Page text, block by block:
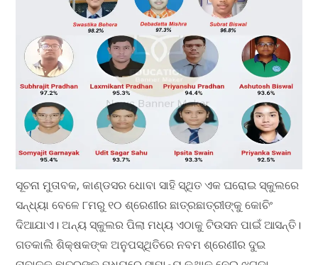
ସୂଚନା ମୁତାବକ, କାଣ୍ଡସର ଧୋବା ସାହି ସ୍ଥିତ ଏକ ଘରୋଇ ସ୍କୁଲରେ
ସନ୍ଧ୍ୟା ବେଳେ ୮ମରୁ ୧୦ ଶ୍ରେଣୀର ଛାତ୍ରଛାତ୍ରୀଙ୍କୁ କୋଚିଂ
ଦିଆଯାଏ। ଅନ୍ୟ ସ୍କୁଲର ପିଲା ମଧ୍ୟ ଏଠାକୁ ଟିଉସନ ପାଇଁ ଆସନ୍ତି।
ଗତକାଲି ଶିକ୍ଷକଙ୍କ ଅନୁପସ୍ଥିତିରେ ନବମ ଶ୍ରେଣୀର ଦୁଇ